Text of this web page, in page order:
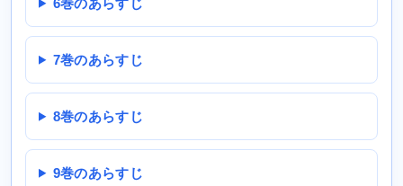
7巻のあらすじ
8巻のあらすじ
9巻のあらすじ